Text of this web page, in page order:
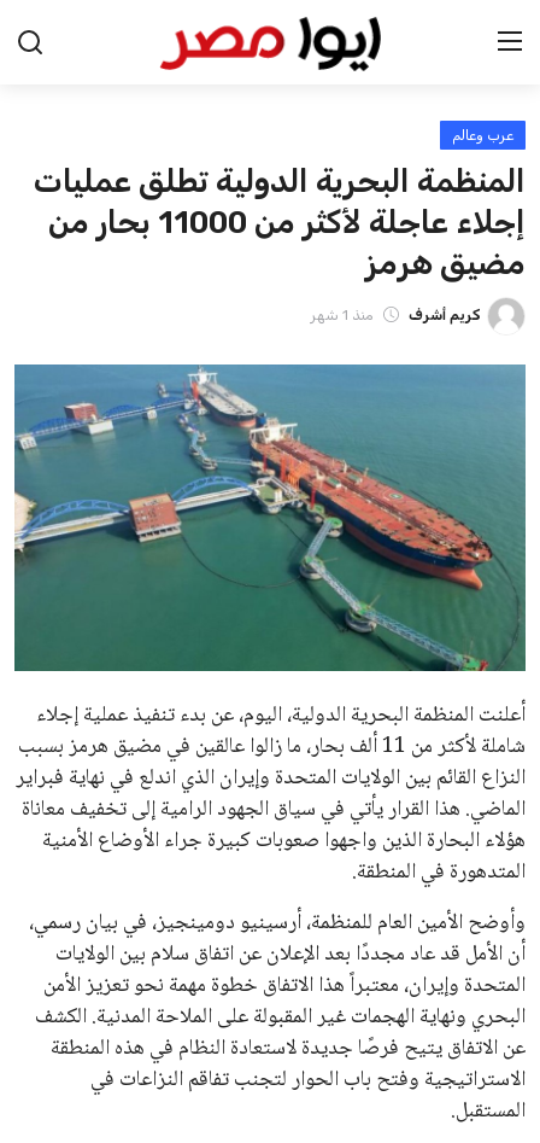
الرئيسية
اخبار مصر
عرب وعالم
اقتصاد
فن وثقافة
علوم وتكنولوجيا
المرأة والجمال
محافظات
عرب وعالم
المنظمة البحرية الدولية تطلق عمليات
إجلاء عاجلة لأكثر من 11000 بحار من
مضيق هرمز
كريم أشرف منذ 1 شهر
أعلنت المنظمة البحرية الدولية، اليوم، عن بدء تنفيذ عملية إجلاء
شاملة لأكثر من 11 ألف بحار، ما زالوا عالقين في مضيق هرمز بسبب
النزاع القائم بين الولايات المتحدة وإيران الذي اندلع في نهاية فبراير
الماضي. هذا القرار يأتي في سياق الجهود الرامية إلى تخفيف معاناة
هؤلاء البحارة الذين واجهوا صعوبات كبيرة جراء الأوضاع الأمنية
المتدهورة في المنطقة.
وأوضح الأمين العام للمنظمة، أرسينيو دومينجيز، في بيان رسمي،
أن الأمل قد عاد مجددًا بعد الإعلان عن اتفاق سلام بين الولايات
المتحدة وإيران، معتبراً هذا الاتفاق خطوة مهمة نحو تعزيز الأمن
البحري ونهاية الهجمات غير المقبولة على الملاحة المدنية. الكشف
عن الاتفاق يتيح فرصًا جديدة لاستعادة النظام في هذه المنطقة
الاستراتيجية وفتح باب الحوار لتجنب تفاقم النزاعات في
المستقبل.